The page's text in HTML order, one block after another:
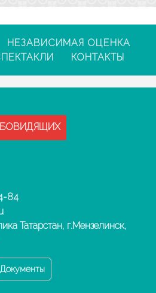
НЕЗАВИСИМАЯ ОЦЕНКА
КОНТАКТЫ
84
Татарстан, г.Мензелинск,
Документы